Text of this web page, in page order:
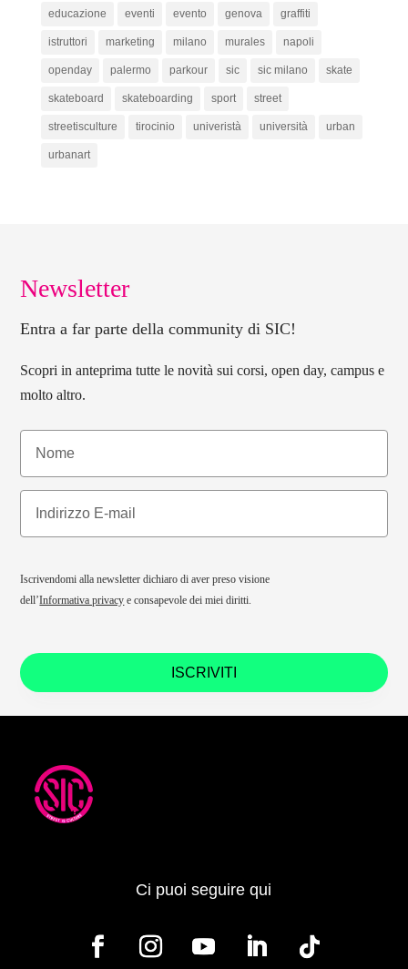
educazione eventi evento genova graffiti
istruttori marketing milano murales napoli
openday palermo parkour sic sic milano skate
skateboard skateboarding sport street
streetisculture tirocinio univeristà università urban
urbanart
Newsletter
Entra a far parte della community di SIC!
Scopri in anteprima tutte le novità sui corsi, open day, campus e
molto altro.
ISCRIVITI
Iscrivendomi alla newsletter dichiaro di aver preso visione
dell’Informativa privacy e consapevole dei miei diritti.
Ci puoi seguire qui